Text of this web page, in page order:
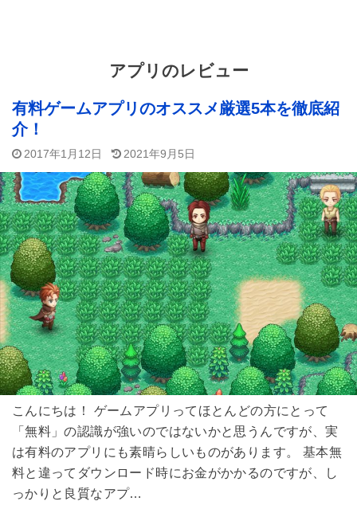
アプリのレビュー
有料ゲームアプリのオススメ厳選5本を徹底紹
介！
2017年1月12日 2021年9月5日
こんにちは！ ゲームアプリってほとんどの方にとって
「無料」の認識が強いのではないかと思うんですが、実
は有料のアプリにも素晴らしいものがあります。 基本無
料と違ってダウンロード時にお金がかかるのですが、し
っかりと良質なアプ…